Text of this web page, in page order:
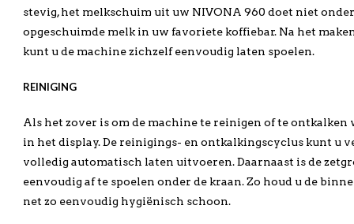
stevig, het melkschuim uit uw NIVONA 960 doet niet
opgeschuimde melk in uw favoriete koffiebar. Na het
kunt u de machine zichzelf eenvoudig laten spoelen.
REINIGING
Als het zover is om de machine te reinigen of te
in het display. De reinigings- en ontkalkingscyclus kunt u
volledig automatisch laten uitvoeren. Daarnaast is de
eenvoudig af te spoelen onder de kraan. Zo houd u de
net zo eenvoudig hygiënisch schoon.